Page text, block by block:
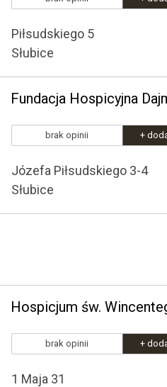
Piłsudskiego 5
Słubice
Fundacja Hospicyjna
brak opinii +
Józefa Piłsudskiego 3-4
Słubice
Hospicjum św.
brak opinii +
1 Maja 31